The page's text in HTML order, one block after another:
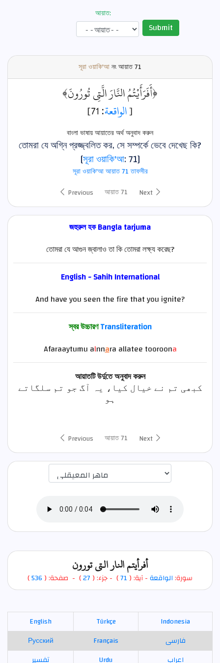
আয়াত:
Submit
সূরা ওয়াকি'আনং আয়াত71
﴿أَفَرَأَيْتُمُ النَّارَ الَّتِي تُورُونَ﴾
[الواقعة: 71]
বাংলা ভাষায় আয়াতের অর্থ অনুবাদ করুন
তোমরা যে অগ্নি প্রজ্জ্বলিত কর, সে সম্পর্কে ভেবে দেখেছ কি?
[সূরা ওয়াকি'আ: 71]
সূরা ওয়াকি'আ আয়াত 71 তাফসীর
Previous
আয়াত 71 Next
জহুরুল হক Bangla tarjuma
তোমরা যে আগুন জ্বালাও তা কি তোমরা লক্ষ্য করেছ?
English - Sahih International
And have you seen the fire that you ignite?
স্বর উচ্চারণTransliteration
Afaraaytumu alnnara allatee tooroona
আয়াতটি উর্দুতে অনুবাদ করুন
کبھی تم نے خیال کیا، یہ آگ جو تم سلگاتے
ہو
Previous আয়াত 71 Next
اختيار قارئ الآية
أفرأيتم النار التي تورون
سورة:الواقعة- آية: ( 71
) - جزء: ( 27) - صفحة: (536
)
English Türkçe
Indonesia
Русский
Français
فارسی
تفسير
Urdu اعراب